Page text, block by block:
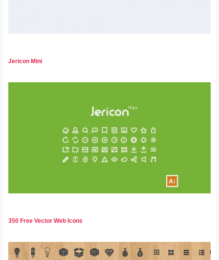
Jericon Mini
350 Free Vector Web Icons